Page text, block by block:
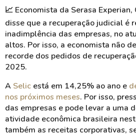
📈 Economista da Serasa
disse que a recuperação judicial é
inadimplência das empresas, no
altos. Por isso, a economista não
recorde dos pedidos de
2025.
A Selic está em 14,25% ao ano e
nos próximos meses. Por isso,
das empresas e pode levar a uma
atividade econômica brasileira
também as receitas corporativas,